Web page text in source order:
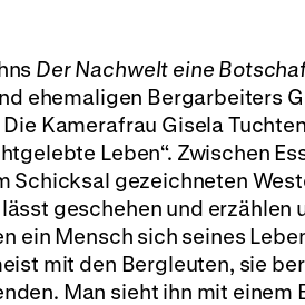
Der Nachwelt eine
ehemaligen Bergarbeiters
Kamerafrau Gisela
Leben“. Zwischen
Schicksal gezeichneten
geschehen und erzählen
ein Mensch sich seines
mit den Bergleuten, sie
Man sieht ihn mit